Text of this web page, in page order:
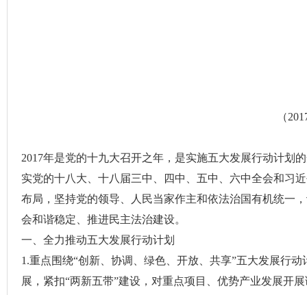
（
2017年是党的十九大召开之年，是实施五大发展行动计划
实党的十八大、十八届三中、四中、五中、六中全会和习
布局，坚持党的领导、人民当家作主和依法治国有机统一
会和谐稳定、推进民主法治建设。
一、全力推动五大发展行动计划
1.重点围绕“创新、协调、绿色、开放、共享”五大发展行
展，紧扣“两新五带”建设，对重点项目、优势产业发展开